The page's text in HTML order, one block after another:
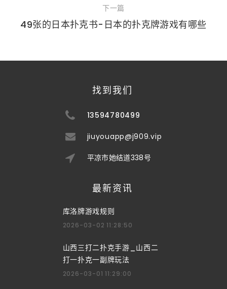
下一篇
49张的日本扑克书-日本的扑克牌游戏有哪些
找到我们
13594780499
jiuyouapp@j909.vip
平凉市她结道338号
最新资讯
库洛牌游戏规则
2026-03-02 11:28:50
山西三打二扑克手游_山西二
打一扑克一副牌玩法
2026-03-01 11:29:00